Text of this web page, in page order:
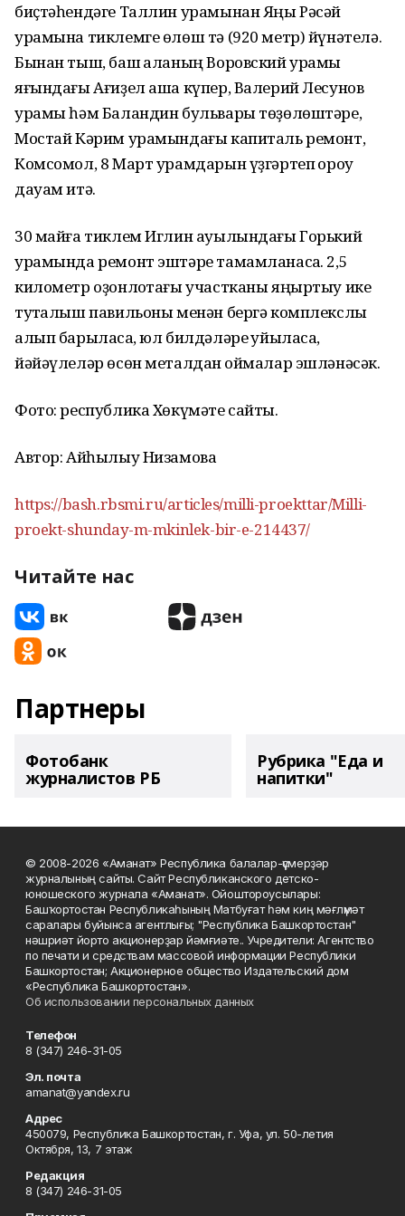
биҫтәһендәге Таллин урамынан Яңы Рәсәй
урамына тиклемге өлөш тә (920 метр) йүнәтелә.
Бынан тыш, баш ҡаланың Воровский урамы
яғындағы Ағиҙел аша күпер, Валерий Лесунов
урамы һәм Баландин бульвары төҙөлөштәре,
Мостай Кәрим урамындағы капиталь ремонт,
Комсомол, 8 Март урамдарын үҙгәртеп ҡороу
дауам итә.
30 майға тиклем Иглин ауылындағы Горький
урамында ремонт эштәре тамамланасаҡ. 2,5
километр оҙонлоҡтағы участканы яңыртыу ике
туҡталыш павильоны менән бергә комплекслы
алып барыласаҡ, юл билдәләре ҡуйыласаҡ,
йәйәүлеләр өсөн металдан ҡоймалар эшләнәсәк.
Фото: республика Хөкүмәте сайты.
Автор: Айһылыу Низамова
https://bash.rbsmi.ru/articles/milli-proekttar/Milli-
proekt-shunday-m-mkinlek-bir-e-214437/
Читайте нас
Партнеры
Фотобанк
журналистов РБ
Рубрика "Еда и
напитки"
© 2008-2026 «Аманат» Республика балалар-үҫмерҙәр
журналының сайты. Сайт Республиканского детско-
юношеского журнала «Аманат». Ойоштороусылары:
Башҡортостан Республикаһының Матбуғат һәм киң мәғлүмәт
саралары буйынса агентлығы; "Республика Башкортостан"
нәшриәт йорто акционерҙар йәмғиәте.. Учредители: Агентство
по печати и средствам массовой информации Республики
Башкортостан; Акционерное общество Издательский дом
«Республика Башкортостан».
Об использовании персональных данных
Телефон
8 (347) 246-31-05
Эл. почта
amanat@yandex.ru
Адрес
450079, Республика Башкортостан, г. Уфа, ул. 50-летия
Октября, 13, 7 этаж
Редакция
8 (347) 246-31-05